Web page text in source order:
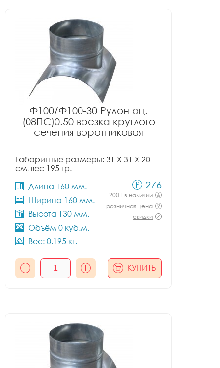
Ф100/Ф100-30 Рулон оц.
(08ПС)0.50 врезка круглого
сечения воротниковая
Габаритные размеры: 31 X 31 X 20
см, вес 195 гр.
Длина 160 мм.
Ширина 160 мм.
Высота 130 мм.
Объём 0 куб.м.
Вес: 0.195 кг.
276
200+ в наличии
розничная цена
скидки
КУПИТЬ